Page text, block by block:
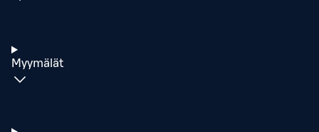
Myymälät